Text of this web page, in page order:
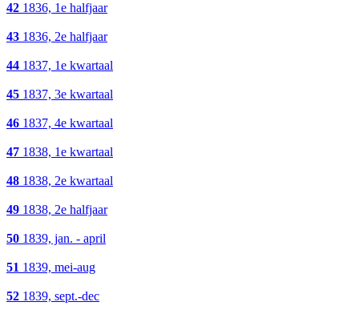
42 1836, 1e halfjaar
43 1836, 2e halfjaar
44 1837, 1e kwartaal
45 1837, 3e kwartaal
46 1837, 4e kwartaal
47 1838, 1e kwartaal
48 1838, 2e kwartaal
49 1838, 2e halfjaar
50 1839, jan. - april
51 1839, mei-aug
52 1839, sept.-dec